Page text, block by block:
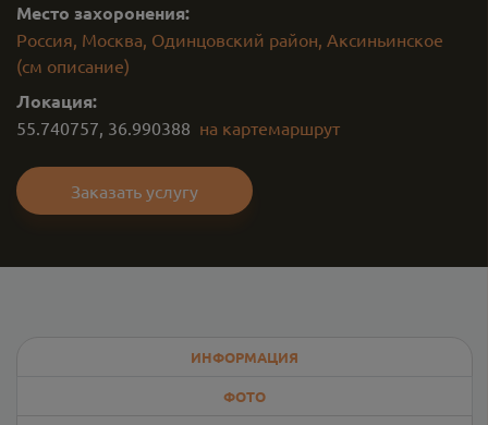
Место захоронения:
Россия, Москва, Одинцовский район, Аксиньинское
(см описание)
Локация:
55.740757, 36.990388 на картемаршрут
Заказать услугу
ИНФОРМАЦИЯ
ФОТО